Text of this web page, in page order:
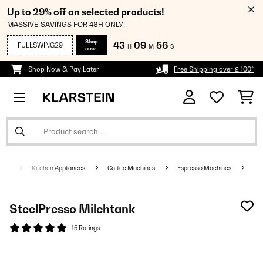
Up to 29% off on selected products!
MASSIVE SAVINGS FOR 48H ONLY!
FULLSWING29
Shop
now
43 H 09 M 55 S
Shop Now & Pay Later Free Shipping over £ 100*
Kitchen Appliances Coffee Machines Espresso Machines
SteelPresso Milchtank
15 Ratings